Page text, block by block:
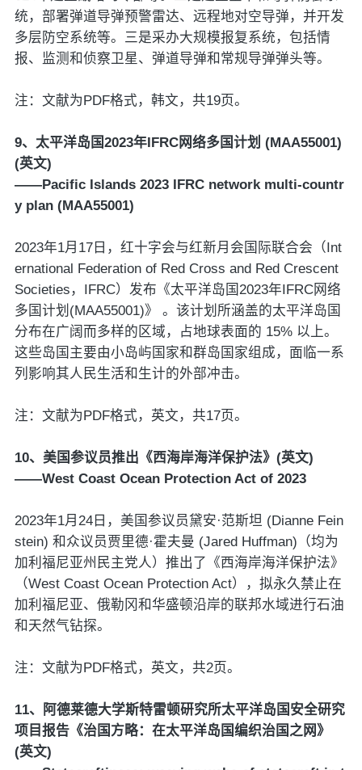
统，部署弹道导弹预警雷达、远程地对空导弹，并开发
多层防空系统等。三是采办大规模报复系统，包括情
报、监测和侦察卫星、弹道导弹和常规导弹弹头等。
注：文献为PDF格式，韩文，共19页。
9、太平洋岛国2023年IFRC网络多国计划 (MAA55001)
(英文)
——Pacific Islands 2023 IFRC network multi-countr
y plan (MAA55001)
2023年1月17日，红十字会与红新月会国际联合会（Int
ernational Federation of Red Cross and Red Crescent
Societies，IFRC）发布《太平洋岛国2023年IFRC网络
多国计划(MAA55001)》 。该计划所涵盖的太平洋岛国
分布在广阔而多样的区域，占地球表面的 15% 以上。
这些岛国主要由小岛屿国家和群岛国家组成，面临一系
列影响其人民生活和生计的外部冲击。
注：文献为PDF格式，英文，共17页。
10、美国参议员推出《西海岸海洋保护法》(英文)
——West Coast Ocean Protection Act of 2023
2023年1月24日，美国参议员黛安·范斯坦 (Dianne Fein
stein) 和众议员贾里德·霍夫曼 (Jared Huffman)（均为
加利福尼亚州民主党人）推出了《西海岸海洋保护法》
（West Coast Ocean Protection Act），拟永久禁止在
加利福尼亚、俄勒冈和华盛顿沿岸的联邦水域进行石油
和天然气钻探。
注：文献为PDF格式，英文，共2页。
11、阿德莱德大学斯特雷顿研究所太平洋岛国安全研究
项目报告《治国方略：在太平洋岛国编织治国之网》
(英文)